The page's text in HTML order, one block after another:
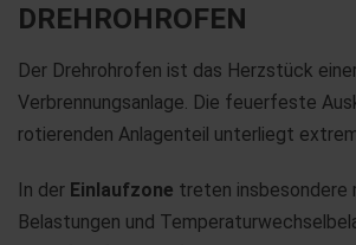
DREHROHROFEN
Der Drehrohrofen ist das Herzstück
Verbrennungsanlage. Die feuerfeste
rotierenden Anlagenteil unterliegt
In der Einlaufzone treten insbesondere
Belastungen und